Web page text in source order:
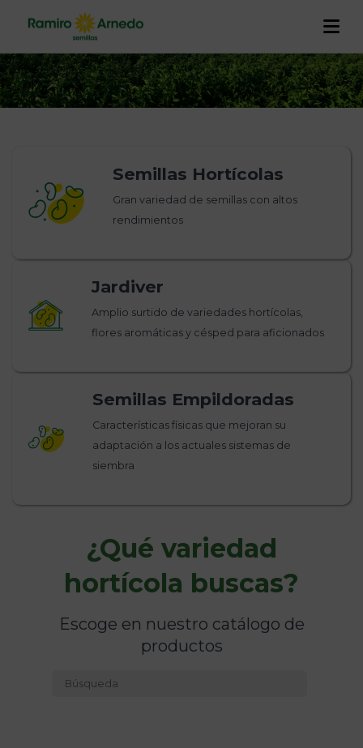
EMPRESA
Trabaja con nosotros
PRODUCTOS
CALIDAD Y TRAZABILIDAD
RAMIRO ARNEDO EN EL MUNDO
EMPRESA
Semillas Hortícolas
Gran variedad de semillas con altos
rendimientos
Jardiver
Amplio surtido de variedades hortícolas,
flores aromáticas y césped para aficionados
Semillas Empildoradas
Características físicas que mejoran su
adaptación a los actuales sistemas de
siembra
¿Qué variedad
hortícola buscas?
Escoge en nuestro catálogo de
productos